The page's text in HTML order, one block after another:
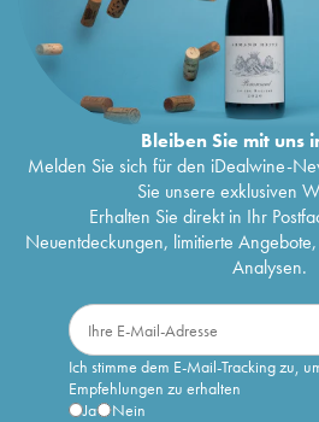
Bleiben Sie mit uns
Melden Sie sich für den iDealwine-
Sie unsere exklusiven
Erhalten Sie direkt in Ihr
Neuentdeckungen, limitierte
Analysen.
Ich stimme dem E-Mail-Tracking zu,
Empfehlungen zu erhalten
Ja
Nein